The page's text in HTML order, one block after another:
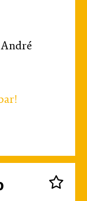
André